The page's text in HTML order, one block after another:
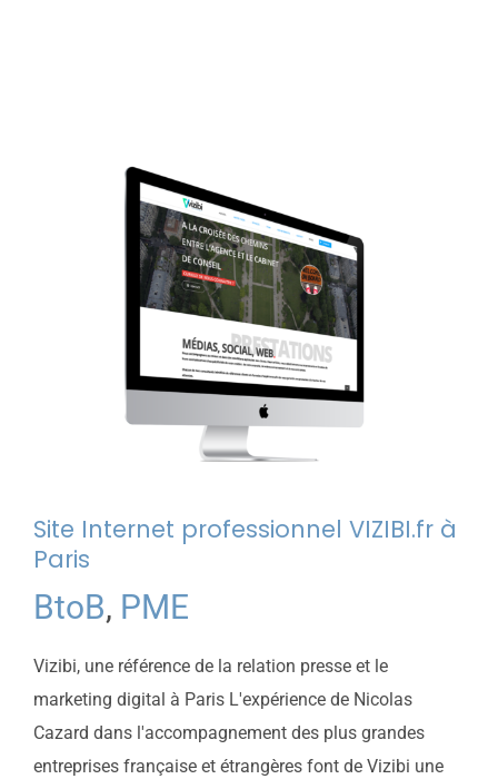
Site Internet professionnel VIZIBI.fr à
Paris
BtoB, PME
Vizibi, une référence de la relation presse et le
marketing digital à Paris L'expérience de Nicolas
Cazard dans l'accompagnement des plus grandes
entreprises française et étrangères font de Vizibi une